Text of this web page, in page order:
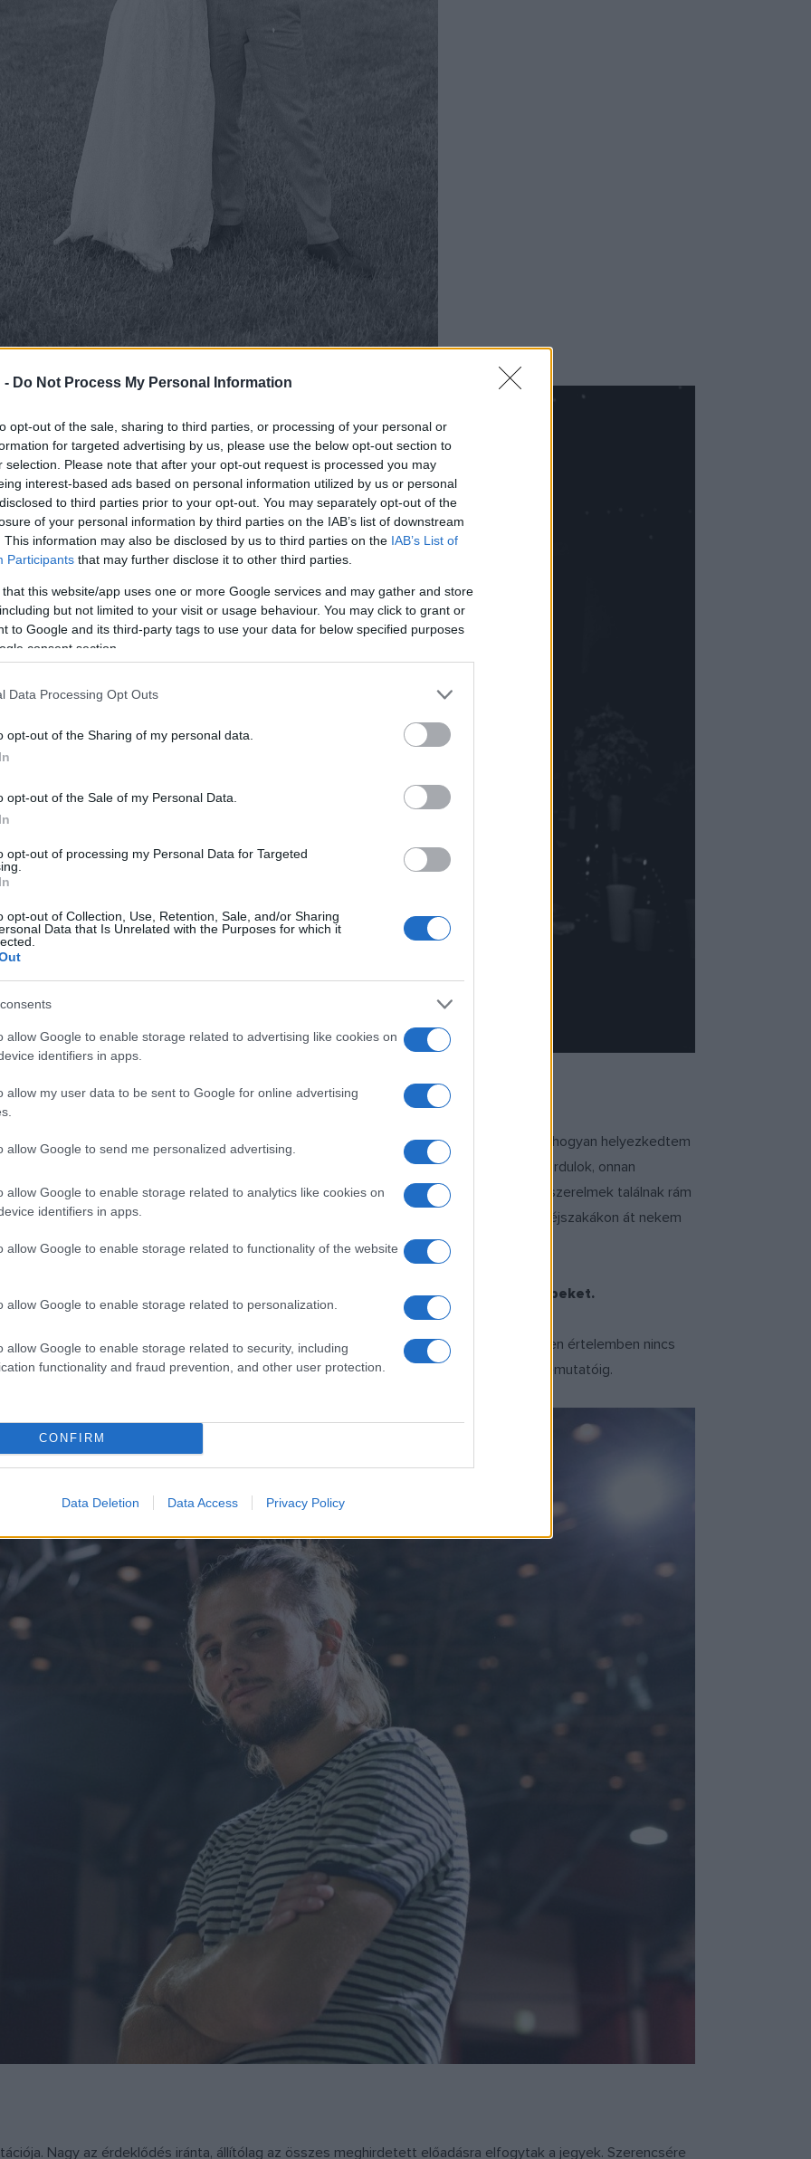
- Do Not Process My Personal Information
opt-out of the sale, sharing to third parties, or processing of your personal or
for targeted advertising by us, please use the below opt-out section to
selection. Please note that after your opt-out request is processed you may
interest-based ads based on personal information utilized by us or personal
to third parties prior to your opt-out. You may separately opt-out of the
of your personal information by third parties on the IAB’s list of downstream
This information may also be disclosed by us to third parties on the IAB’s List of
Participants that may further disclose it to other third parties.
that this website/app uses one or more Google services and may gather and store
but not limited to your visit or usage behaviour. You may click to grant or
to Google and its third-party tags to use your data for below specified purposes
consent section.
Data Processing Opt Outs
opt-out of the Sharing of my personal data.
opt-out of the Sale of my Personal Data.
opt-out of processing my Personal Data for Targeted
opt-out of Collection, Use, Retention, Sale, and/or Sharing
Data that Is Unrelated with the Purposes for which it
allow Google to enable storage related to advertising like cookies on
identifiers in apps.
allow my user data to be sent to Google for online advertising
allow Google to send me personalized advertising.
allow Google to enable storage related to analytics like cookies on
identifiers in apps.
allow Google to enable storage related to functionality of the website
allow Google to enable storage related to personalization.
allow Google to enable storage related to security, including
functionality and fraud prevention, and other user protection.
CONFIRM
Data Deletion Data Access Privacy Policy
lettél volna?
ahogy magamat ismerem, nem hiszem, hogy elvégeztem volna, vagy nem is tudom, hogyan helyezkedtem
nélkül. Alaposnak tekintem magam szakmailag, de ami nem érdekel, attól elfordulok, onnan
a szociológiának. Persze az is lehet, hogy elkapott volna a gépszíj, és új barátok, új szerelmek találnak rám
nincs türelmem, az a középiskolában sem ment. Tanulmányokat és szakirodalmat bújni éjszakákon át nekem
volna.
tucatnyi darabot játszol párhuzamosan a Katonában, és nem is kis szerepeket.
elfoglaltság. Jó érzés, ha végül sikert aratok vele a színpadon. A tanulással ilyen értelemben nincs
szöveget kell megtanulnom, és egyelőre hadilábon állok vele, pedig három hét sincs a bemutatóig.
Nagy az érdeklődés iránta, állítólag az összes meghirdetett előadásra elfogytak a jegyek. Szerencsére